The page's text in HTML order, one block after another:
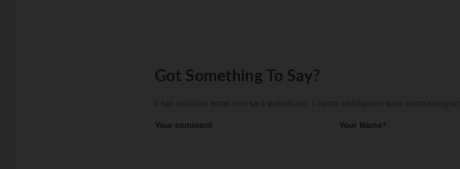
Got Something To Say?
Il tuo indirizzo email non sarà pubblicato. I campi obbligatori sono contrassegnati
Your comment Your Name*